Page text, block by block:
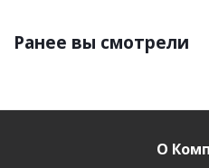
Ранее вы смотрели
О